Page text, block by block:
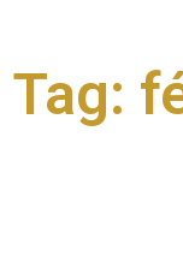
Tag: